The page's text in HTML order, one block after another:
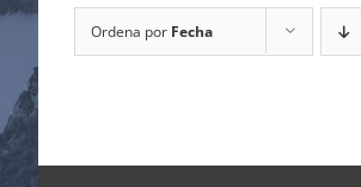
Ordena por Fecha